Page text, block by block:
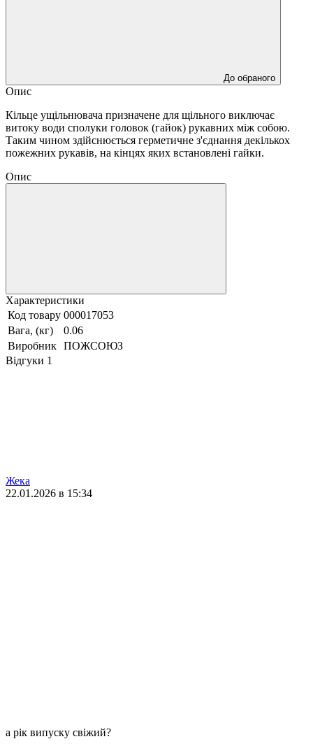
До обраного
Опис
Кільце ущільнювача призначене для щільного виключає
витоку води сполуки головок (гайок) рукавних між собою.
Таким чином здійснюється герметичне з'єднання декількох
пожежних рукавів, на кінцях яких встановлені гайки.
Опис
Характеристики
Код товару 000017053
Вага, (кг)
0.06
Виробник ПОЖСОЮЗ
Відгуки 1
Жека
22.01.2026 в 15:34
а рік випуску свіжий?